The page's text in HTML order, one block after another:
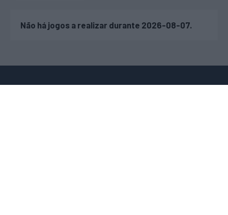
Não há jogos a realizar durante 2026-08-07.